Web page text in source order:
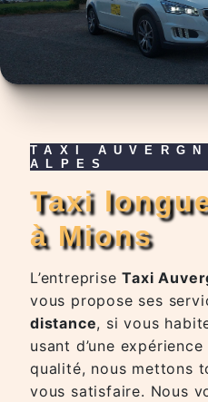
TAXI AUVERGNE RHÔNE
ALPES
taxi longue distance
à Mions
L’entrepriseTaxi
vous propose ses
distance, si vous
usant d’une
qualité, nous mettons
vous satisfaire. Nous